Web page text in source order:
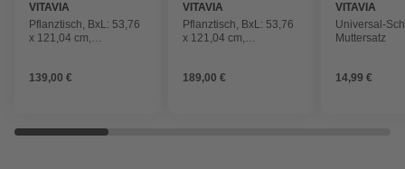
VITAVIA
Pflanztisch, BxL: 53,76
x 121,04 cm,
139,00 €
VITAVIA
Pflanztisch, BxL: 53,76
x 121,04 cm,
189,00 €
VITAVIA
Universal-
Muttersatz
14,99 €